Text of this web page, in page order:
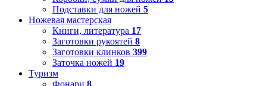
Подставки для ножей 5
Ножевая мастерская
Книги, литература 17
Заготовки рукоятей 8
Заготовки клинков 399
Заточка ножей 19
Туризм
Фонари 8